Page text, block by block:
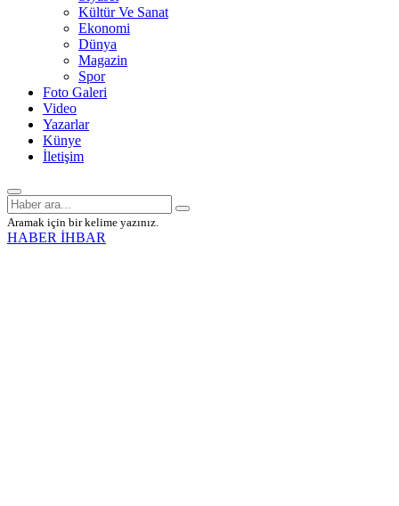
Kültür Ve Sanat
Ekonomi
Dünya
Magazin
Spor
Foto Galeri
Video
Yazarlar
Künye
İletişim
Aramak için bir kelime yazınız.
HABER İHBAR